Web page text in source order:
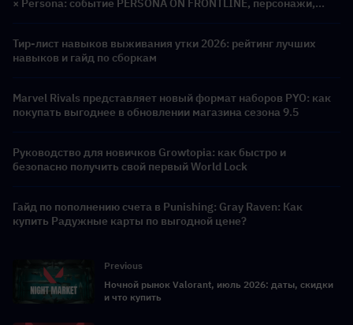
× Persona: событие PERSONA ON FRONTLINE, персонажи,
Тир-лист навыков выживания утки 2026: рейтинг лучших
навыков и гайд по сборкам
Marvel Rivals представляет новый формат наборов PYO: как
покупать выгоднее в обновлении магазина сезона 9.5
Руководство для новичков Growtopia: как быстро и
безопасно получить свой первый World Lock
Гайд по пополнению счета в Punishing: Gray Raven: Как
купить Радужные карты по выгодной цене?
Previous
Ночной рынок Valorant, июль 2026: даты, скидки
и что купить